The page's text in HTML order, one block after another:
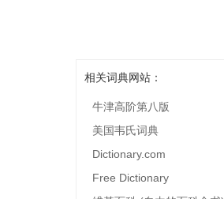
相关词典网站：
牛津高阶第八版
美国韦氏词典
Dictionary.com
Free Dictionary